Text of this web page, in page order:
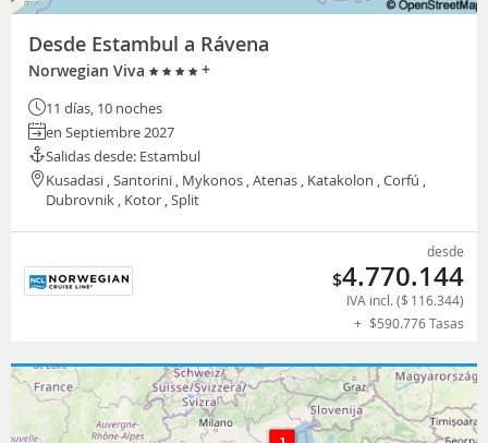
Desde Estambul a Rávena
Norwegian Viva +
11 días, 10 noches
en Septiembre 2027
Salidas desde: Estambul
Kusadasi , Santorini , Mykonos , Atenas , Katakolon , Corfú ,
Dubrovnik , Kotor , Split
desde
$4.770.144
IVA incl. ($ 116.344)
+ $590.776Tasas